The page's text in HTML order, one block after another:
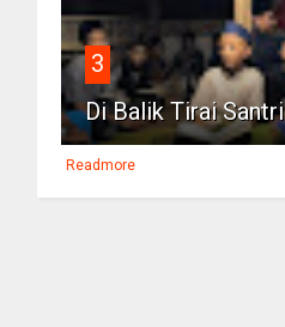
3
Di Balik Tirai Santri
Readmore